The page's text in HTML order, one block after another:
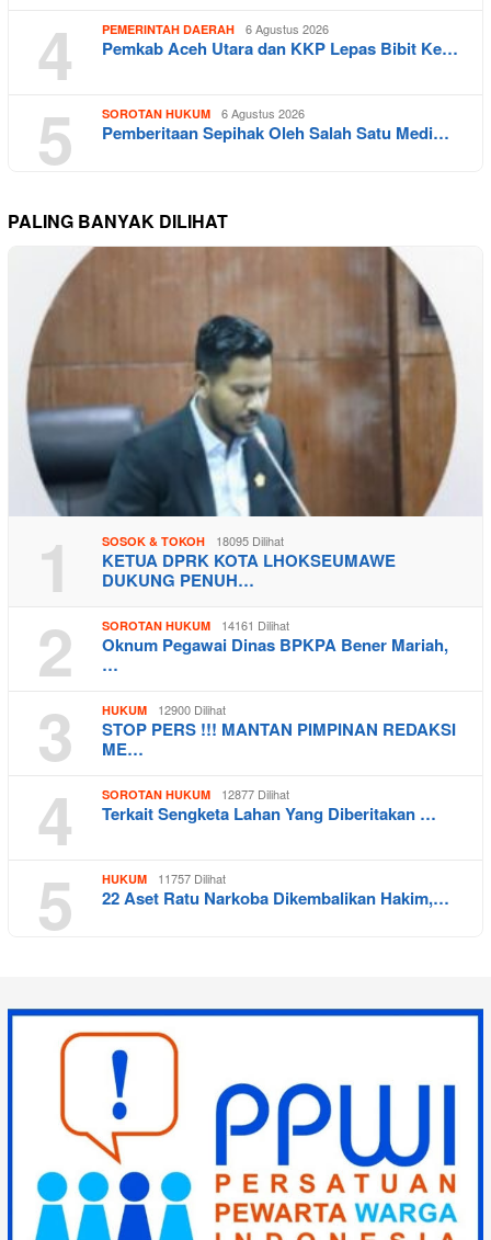
4 PEMERINTAH DAERAH 6 Agustus 2026
Pemkab Aceh Utara dan KKP Lepas Bibit Ke…
5 SOROTAN HUKUM 6 Agustus 2026
Pemberitaan Sepihak Oleh Salah Satu Medi…
PALING BANYAK DILIHAT
1 SOSOK & TOKOH 18095 Dilihat
KETUA DPRK KOTA LHOKSEUMAWE
DUKUNG PENUH…
2 SOROTAN HUKUM 14161 Dilihat
Oknum Pegawai Dinas BPKPA Bener Mariah,
…
3 HUKUM 12900 Dilihat
STOP PERS !!! MANTAN PIMPINAN REDAKSI
ME…
4 SOROTAN HUKUM 12877 Dilihat
Terkait Sengketa Lahan Yang Diberitakan …
5 HUKUM 11757 Dilihat
22 Aset Ratu Narkoba Dikembalikan Hakim,…